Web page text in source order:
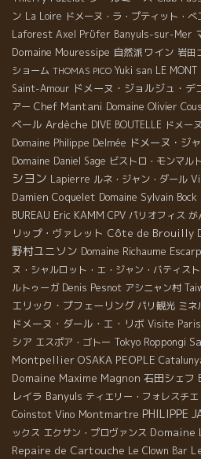
ン La Loire ドメーヌ・ラ・プティット・べ
Laforest Axel Prϋfer Banyuls-sur-Mer
Domaine Mouressipe 自然派ワイン 岩田
ショーム THOMAS PICO Yuki san LE MONT
Saint-Amour ドメーヌ・ジョルジュ・デ
アー Chef Mantani Domaine Olivier
ベール Ardèche DIVE BOUTELLE ドメー
Domaine Philippe Delmée ドメーヌ・ジ
Domaine Daniel Sage ビストロ・モンマル
シヨン Lapierre ルネ・ジャン・ダール
Damien Coquelet Domaine Sylvain Bock
BUREAU Eric KAMM CPV パリオフィス が
リップ・ヴァレット Côte de Brouilly
野村ユニソン Domaine Richaume
ヌ・シャルロット・エ・ジャン・バティス
ルトゥーガ Denis Pesnot アシニャン村
エリック・プフェーリング パリ観光 ミネ
ドメーヌ・ダール・エ・リボ Visite Paris
シア エスポア・ゴトー Tokyo Roppongi
Montpellier OSAKA PEOPLE
Domaine Maxime Magnon 石田シェフ
レイラ Banyuls ティエリー・フォレスチエ
Coinstot Vino Montmartre PHILIPPE
ックス エクサン・プロヴァンス Domaine
Repaire de Cartouche Le Clown Bar